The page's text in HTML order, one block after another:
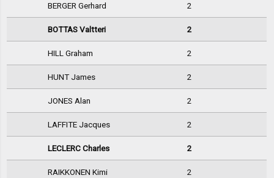
BERGER Gerhard 2
BOTTAS Valtteri 2
HILL Graham 2
HUNT James 2
JONES Alan 2
LAFFITE Jacques 2
LECLERC Charles 2
RAIKKONEN Kimi 2